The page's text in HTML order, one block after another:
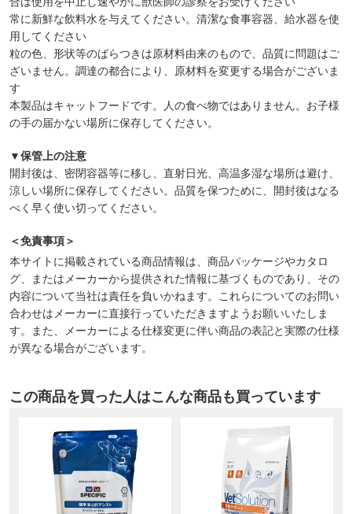
常に新鮮な飲料水を与えてください。清潔な食事容器、給水器を使
用してください
粒の色、形状等のばらつきは原材料由来のもので、品質に問題はご
ざいません。調達の都合により、原材料を変更する場合がございま
す
本製品はキャットフードです。人の食べ物ではありません。お子様
の手の届かない場所に保存してください。
▼保管上の注意
開封後は、密閉容器等に移し、直射日光、高温多湿な場所は避け、
涼しい場所に保存してください。品質を保つために、開封後はなる
べく早く使い切ってください。
＜免責事項＞
本サイトに掲載されている商品情報は、商品パッケージやカタロ
グ、またはメーカーから提供された情報に基づくものであり、その
内容について当社は責任を負いかねます。これらについてのお問い
合わせはメーカーに直接行っていただきますようお願いいたしま
す。また、メーカーによる仕様変更に伴い商品の表記と実際の仕様
が異なる場合がございます。
この商品を買った人はこんな商品も買っています